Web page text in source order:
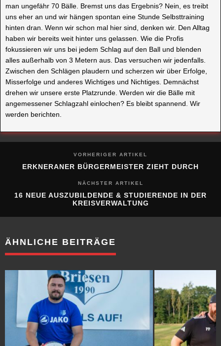
man ungefähr 70 Bälle. Bremst uns das Ergebnis? Nein, es treibt
uns eher an und wir hängen spontan eine Stunde Selbsttraining
hinten dran. Wenn wir schon mal hier sind, denken wir. Den Alltag
haben wir bereits weit hinter uns gelassen. Wie die Profis
fokussieren wir uns bei jedem Schlag auf den Ball und blenden
alles außerhalb von 3 Metern aus. Das versuchen wir jedenfalls.
Zwischen den Schlägen plaudern und scherzen wir über Erfolge,
Misserfolge und anderes Wichtiges und Nichtiges . Demnächst
drehen wir unsere erste Platzrunde. Werden wir die Bälle mit
angemessener Schlagzahl einlochen? Es bleibt spannend. Wir
werden berichten.
VORHERIGER ARTIKEL
ERKNERANER BÜRGERMEISTER ZIEHT DURCH
NÄCHSTER ARTIKEL
16 NEUE AUSZUBILDENDE & STUDIERENDE IN DER
KREISVERWALTUNG
ÄHNLICHE BEITRÄGE